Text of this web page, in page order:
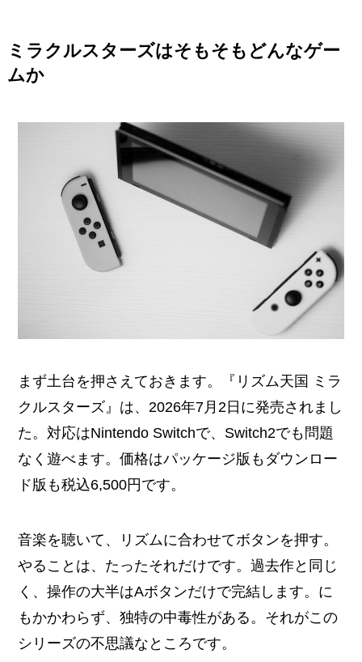
ミラクルスターズはそもそもどんなゲー
ムか
まず土台を押さえておきます。『リズム天国 ミラ
クルスターズ』は、2026年7月2日に発売されまし
た。対応はNintendo Switchで、Switch2でも問題
なく遊べます。価格はパッケージ版もダウンロー
ド版も税込6,500円です。
音楽を聴いて、リズムに合わせてボタンを押す。
やることは、たったそれだけです。過去作と同じ
く、操作の大半はAボタンだけで完結します。に
もかかわらず、独特の中毒性がある。それがこの
シリーズの不思議なところです。